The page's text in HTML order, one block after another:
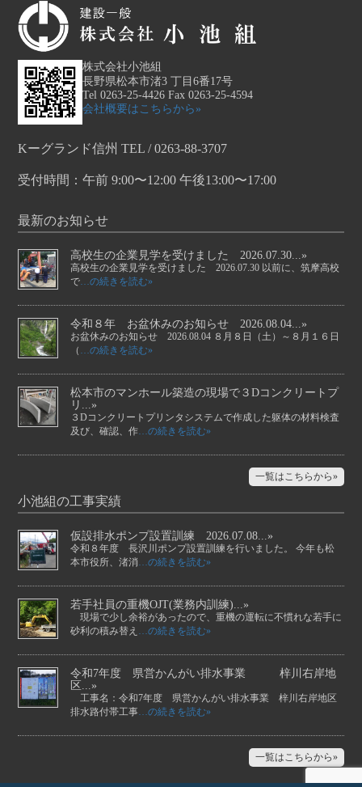
株式会社小池組
長野県松本市渚3 丁目6番17号
Tel 0263-25-4426 Fax 0263-25-4594
会社概要はこちらから»
Kーグランド信州 TEL / 0263-88-3707
受付時間：午前 9:00〜12:00 午後13:00〜17:00
最新のお知らせ
高校生の企業見学を受けました 2026.07.30...»
高校生の企業見学を受けました 2026.07.30 以前に、筑摩高校
で…の続きを読む»
令和８年 お盆休みのお知らせ 2026.08.04...»
お盆休みのお知らせ 2026.08.04 ８月８日（土）～８月１６日
（ …の続きを読む»
松本市のマンホール築造の現場で３Dコンクリートプ
リ...»
３Dコンクリートプリンタシステムで作成した躯体の材料検査
及び、確認、作…の続きを読む»
一覧はこちらから»
小池組の工事実績
仮設排水ポンプ設置訓練 2026.07.08...»
令和８年度 長沢川ポンプ設置訓練を行いました。 今年も松
本市役所、渚消…の続きを読む»
若手社員の重機OJT(業務内訓練)...»
現場で少し余裕があったので、重機の運転に不慣れな若手に
砂利の積み替え …の続きを読む»
令和7年度 県営かんがい排水事業 梓川右岸地
区...»
工事名：令和7年度 県営かんがい排水事業 梓川右岸地区
排水路付帯工事…の続きを読む»
一覧はこちらから»